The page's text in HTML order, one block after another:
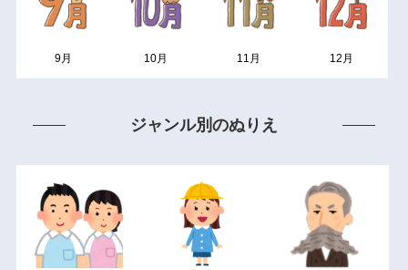
9月 10月 11月 12月
ジャンル別のぬりえ